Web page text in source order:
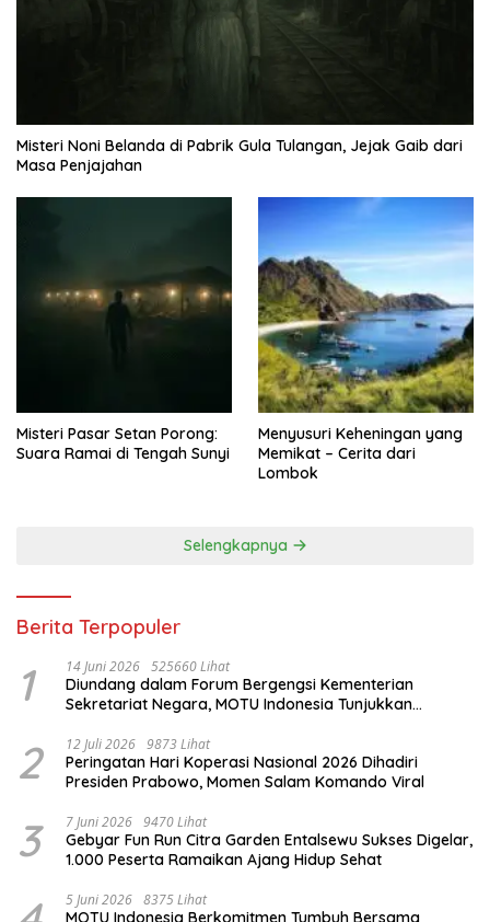
Misteri Noni Belanda di Pabrik Gula Tulangan, Jejak Gaib dari
Masa Penjajahan
Misteri Pasar Setan Porong:
Suara Ramai di Tengah Sunyi
Menyusuri Keheningan yang
Memikat – Cerita dari
Lombok
Selengkapnya
Berita Terpopuler
1 14 Juni 2026 525660 Lihat
Diundang dalam Forum Bergengsi Kementerian
Sekretariat Negara, MOTU Indonesia Tunjukkan
2 12 Juli 2026 9873 Lihat
Peringatan Hari Koperasi Nasional 2026 Dihadiri
Presiden Prabowo, Momen Salam Komando Viral
3 7 Juni 2026 9470 Lihat
Gebyar Fun Run Citra Garden Entalsewu Sukses Digelar,
1.000 Peserta Ramaikan Ajang Hidup Sehat
5 Juni 2026 8375 Lihat
MOTU Indonesia Berkomitmen Tumbuh Bersama